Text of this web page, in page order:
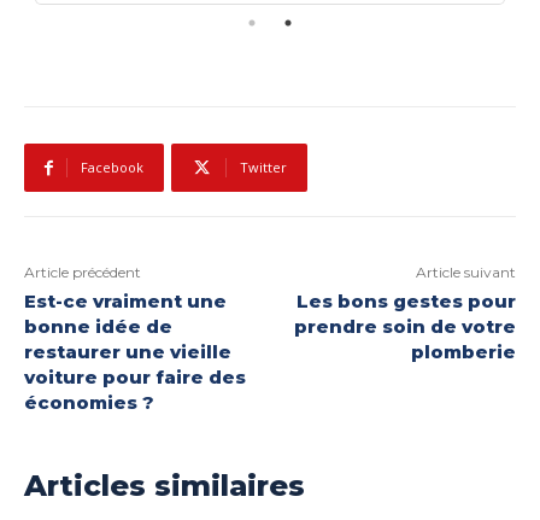
Facebook Twitter
Article précédent
Est-ce vraiment une
bonne idée de
restaurer une vieille
voiture pour faire des
économies ?
Article suivant
Les bons gestes pour
prendre soin de votre
plomberie
Articles similaires